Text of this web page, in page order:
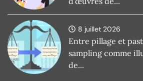
8 juillet 2026
Entre pillage et
sampling comme
de...